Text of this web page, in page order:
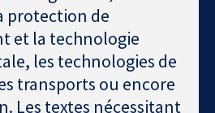
protection de
et la technologie
les technologies de
transports ou encore
Les textes nécessitant